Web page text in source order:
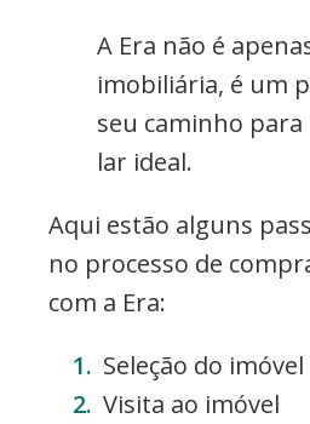
A Era não é
imobiliária, é um
seu caminho
lar ideal.
Aqui estão alguns
no processo de
com a Era:
Seleção do imóvel
Visita ao imóvel